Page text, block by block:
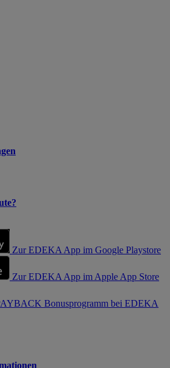
Zur EDEKA App im Google Playstore
Zur EDEKA App im Apple App Store
Bonusprogramm bei EDEKA